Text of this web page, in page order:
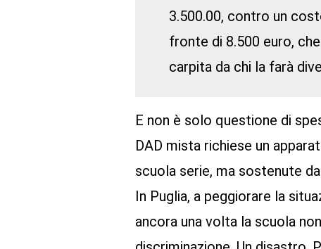
3.500.00, contro un
fronte di 8.500 euro,
carpita da chi la farà
E non è solo questione di
DAD mista richiese un
scuola serie, ma sostenute
In Puglia, a peggiorare la
ancora una volta la scuola